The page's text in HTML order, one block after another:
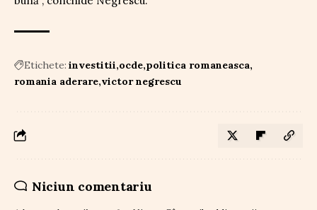
Etichete: investitii ocde politica romaneasca
romania aderare victor negrescu
Niciun comentariu